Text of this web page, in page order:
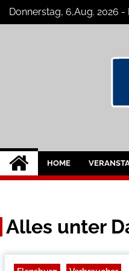
SkipDonnerstag, 6,Aug. 2026
Nachrichten für
HOME
Alles unter